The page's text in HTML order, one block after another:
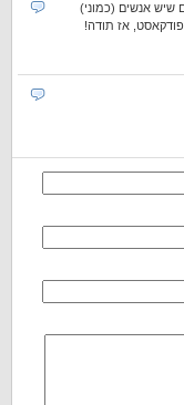
שיש אנשים (כמוני)
אז תודה!